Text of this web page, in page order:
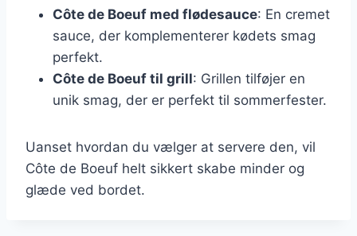
Côte de Boeuf med flødesauce: En cremet
sauce, der komplementerer kødets smag
perfekt.
Côte de Boeuf til grill: Grillen tilføjer en
unik smag, der er perfekt til sommerfester.
Uanset hvordan du vælger at servere den, vil
Côte de Boeuf helt sikkert skabe minder og
glæde ved bordet.